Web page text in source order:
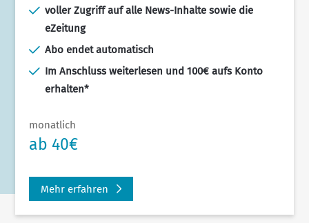
voller Zugriff auf alle News-Inhalte sowie die
eZeitung
Abo endet automatisch
Im Anschluss weiterlesen und 100€ aufs Konto
erhalten*
monatlich
ab 40€
Mehr erfahren